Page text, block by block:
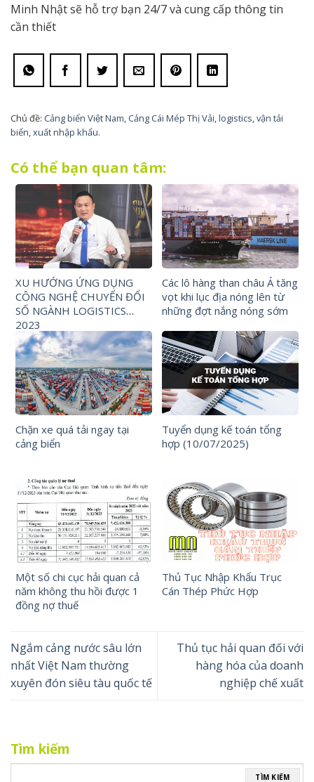
Minh Nhật sẽ hỗ trợ bạn 24/7 và cung cấp thông tin
cần thiết
Chủ đề: Cảng biển Việt Nam, Cảng Cái Mép Thị Vải,logistics,vận tải
biển,xuất nhập khẩu.
Có thể bạn quan tâm:
XU HƯỚNG ỨNG DỤNG
CÔNG NGHỆ CHUYỂN ĐỔI
SỐ NGÀNH LOGISTICS
2023
Các lô hàng than châu Á tăng
vọt khi lục địa nóng lên từ
những đợt nắng nóng sớm
Chặn xe quá tải ngay tại
cảng biển
Tuyển dụng kế toán tổng
hợp (10/07/2025)
Một số chi cục hải quan cả
năm không thu hồi được 1
đồng nợ thuế
Thủ Tục Nhập Khẩu Trục
Cán Thép Phức Hợp
Ngắm cảng nước sâu lớn
nhất Việt Nam thường
xuyên đón siêu tàu quốc tế
Thủ tục hải quan đối với
hàng hóa của doanh
nghiệp chế xuất
Tìm kiếm
TÌM KIẾM